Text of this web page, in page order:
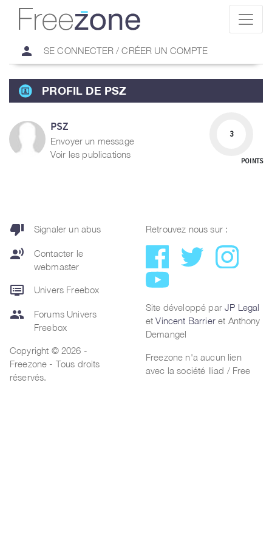
person SE CONNECTER / CRÉER UN COMPTE
PROFIL DE PSZ
PSZ
Envoyer un message
Voir les publications
3
POINTS
thumb_down Signaler un abus
record_voice_over
Contacter le
webmaster
dvr Univers Freebox
group
Forums Univers
Freebox
Copyright © 2026 -
Freezone - Tous droits
réservés.
Retrouvez nous sur :
Site développé parJP Legal
etVincent Barrieret Anthony
Demangel
Freezone n'a aucun lien
avec la société Iliad / Free